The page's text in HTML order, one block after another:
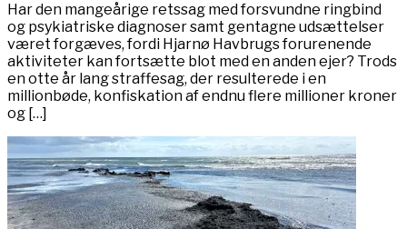
Har den mangeårige retssag med forsvundne ringbind
og psykiatriske diagnoser samt gentagne udsættelser
været forgæves, fordi Hjarnø Havbrugs forurenende
aktiviteter kan fortsætte blot med en anden ejer? Trods
en otte år lang straffesag, der resulterede i en
millionbøde, konfiskation af endnu flere millioner kroner
og […]